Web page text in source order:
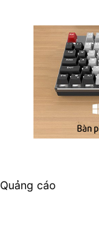
Quảng cáo